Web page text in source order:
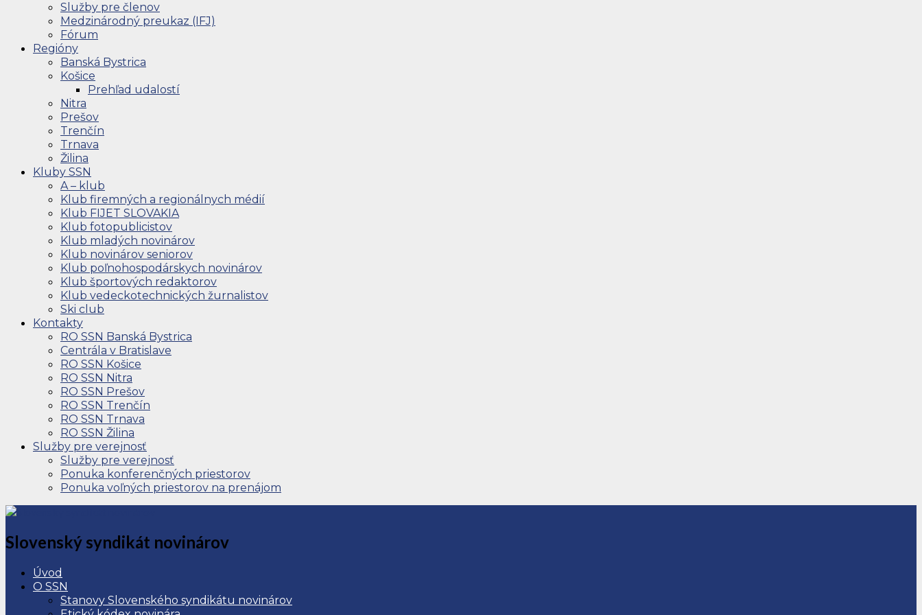
Služby pre členov
Medzinárodný preukaz (IFJ)
Fórum
Regióny
Banská Bystrica
Košice
Prehľad udalostí
Nitra
Prešov
Trenčín
Trnava
Žilina
Kluby SSN
A – klub
Klub firemných a regionálnych médií
Klub FIJET SLOVAKIA
Klub fotopublicistov
Klub mladých novinárov
Klub novinárov seniorov
Klub poľnohospodárskych novinárov
Klub športových redaktorov
Klub vedeckotechnických žurnalistov
Ski club
Kontakty
RO SSN Banská Bystrica
Centrála v Bratislave
RO SSN Košice
RO SSN Nitra
RO SSN Prešov
RO SSN Trenčín
RO SSN Trnava
RO SSN Žilina
Služby pre verejnosť
Služby pre verejnosť
Ponuka konferenčných priestorov
Ponuka voľných priestorov na prenájom
Slovenský syndikát novinárov
Úvod
O SSN
Stanovy Slovenského syndikátu novinárov